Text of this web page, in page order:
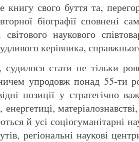
свого буття та,
біографії сповнені
наукового
керівника,
стати не тільки
упродовж понад 55-ти
позиції у стратегічно
енергетиці,
й усі соціогуманітарні
регіональні наукові